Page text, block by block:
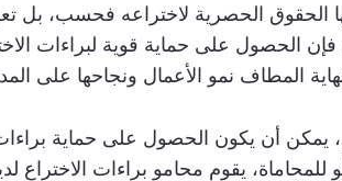
الحقوق الحصرية لاختراعه فحسب،
الحصول على حماية قوية لبراءات
المطاف نمو الأعمال ونجاحها على
يمكن أن يكون الحصول على حماية
يقوم محامو براءات الاختراع